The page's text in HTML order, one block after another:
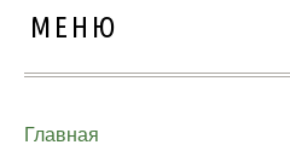
МЕНЮ
Главная